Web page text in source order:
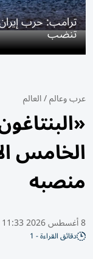
ترامب: حرب
تنضب
عرب وعالم/العالم
الخامس
منصبه
8 أغسطس 2026 11:33 صباحًا
دقائق القراءة - 1